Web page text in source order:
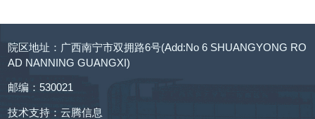
院区地址：广西南宁市双拥路6号(Add:No 6 SHUANGYONG RO
AD NANNING GUANGXI)
邮编：530021
技术支持：云腾信息